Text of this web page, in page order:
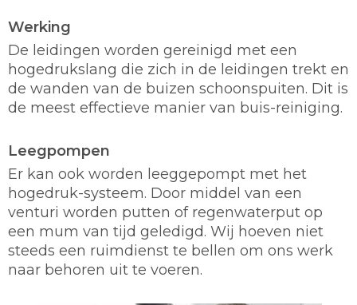
Werking
De leidingen worden gereinigd met een
hogedrukslang die zich in de leidingen trekt en
de wanden van de buizen schoonspuiten. Dit is
de meest effectieve manier van buis-reiniging.
Leegpompen
Er kan ook worden leeggepompt met het
hogedruk-systeem. Door middel van een
venturi worden putten of regenwaterput op
een mum van tijd geledigd. Wij hoeven niet
steeds een ruimdienst te bellen om ons werk
naar behoren uit te voeren.